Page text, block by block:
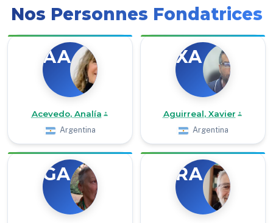
Nos Personnes Fondatrices
AA
Acevedo, Analía
Argentina
XA
Aguirreal, Xavier
Argentina
GA RA